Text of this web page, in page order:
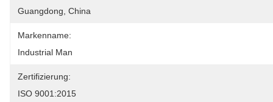
Guangdong, China
Markenname:
Industrial Man
Zertifizierung:
ISO 9001:2015